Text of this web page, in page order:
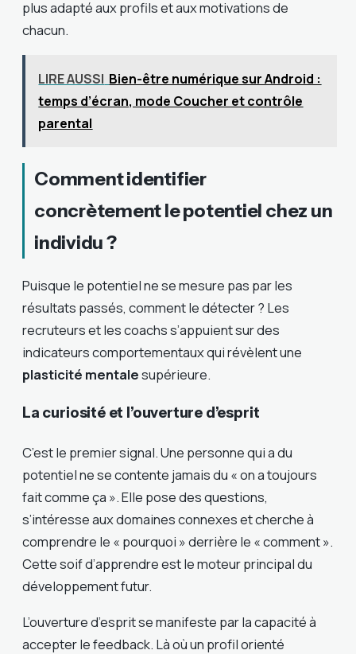
plus adapté aux profils et aux motivations de
chacun.
LIRE AUSSI Bien-être numérique sur Android :
temps d’écran, mode Coucher et contrôle
parental
Comment identifier
concrètement le potentiel chez un
individu ?
Puisque le potentiel ne se mesure pas par les
résultats passés, comment le détecter ? Les
recruteurs et les coachs s’appuient sur des
indicateurs comportementaux qui révèlent une
plasticité mentalesupérieure.
La curiosité et l’ouverture d’esprit
C’est le premier signal. Une personne qui a du
potentiel ne se contente jamais du « on a toujours
fait comme ça ». Elle pose des questions,
s’intéresse aux domaines connexes et cherche à
comprendre le « pourquoi » derrière le « comment ».
Cette soif d’apprendre est le moteur principal du
développement futur.
L’ouverture d’esprit se manifeste par la capacité à
accepter le feedback. Là où un profil orienté